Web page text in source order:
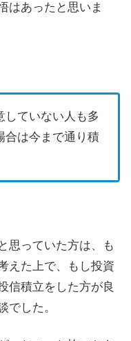
はあったと思いま
していない人も多
合は今まで通り積
思っていた方は、も
えた上で、もし投資
信積立をした方が良
でした。